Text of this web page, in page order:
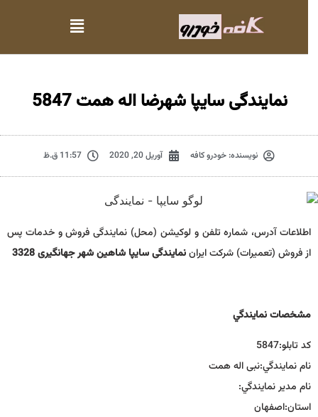
نمایندگی سایپا شهرضا اله همت 5847
نویسنده:خودرو کافه آوریل 20, 2020 11:57 ق.ظ
اطلاعات آدرس، شماره تلفن و لوکیشن (محل) نمایندگی فروش و خدمات پس
از فروش (تعمیرات) شرکت ایراننمایندگی سایپا شاهین شهر جهانگیری 3328
مشخصات نمايندگي
كد تابلو:5847
نام نمايندگي:نبی اله همت
نام مدير نمايندگي:
استان:اصفهان